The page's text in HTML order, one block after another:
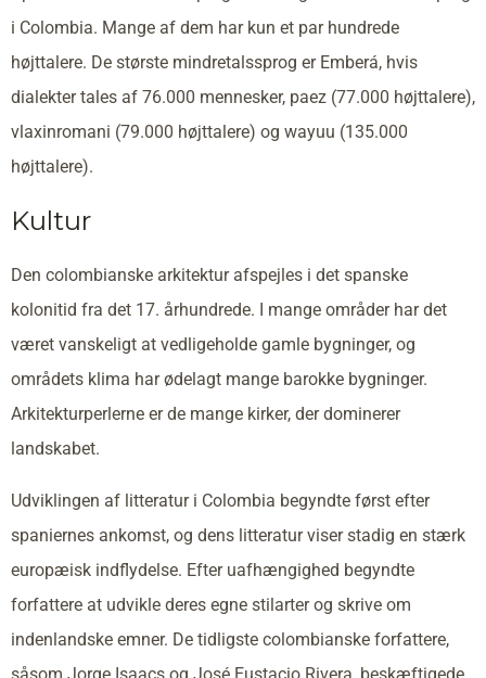
i Colombia. Mange af dem har kun et par hundrede
højttalere. De største mindretalssprog er Emberá, hvis
dialekter tales af 76.000 mennesker, paez (77.000 højttalere),
vlaxinromani (79.000 højttalere) og wayuu (135.000
højttalere).
Kultur
Den colombianske arkitektur afspejles i det spanske
kolonitid fra det 17. århundrede. I mange områder har det
været vanskeligt at vedligeholde gamle bygninger, og
områdets klima har ødelagt mange barokke bygninger.
Arkitekturperlerne er de mange kirker, der dominerer
landskabet.
Udviklingen af litteratur i Colombia begyndte først efter
spaniernes ankomst, og dens litteratur viser stadig en stærk
europæisk indflydelse. Efter uafhængighed begyndte
forfattere at udvikle deres egne stilarter og skrive om
indenlandske emner. De tidligste colombianske forfattere,